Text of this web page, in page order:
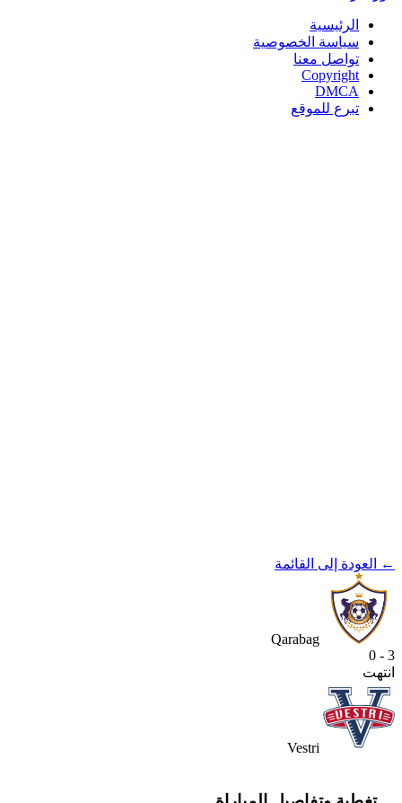
الرئيسية
سياسة الخصوصية
تواصل معنا
Copyright
DMCA
تبرع للموقع
← العودة إلى القائمة
Qarabag
3 - 0
انتهت
Vestri